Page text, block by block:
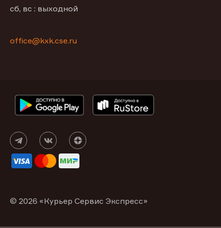
сб, вс : выходной
office@kxk.cse.ru
© 2026 «Курьер Сервис Экспресс»